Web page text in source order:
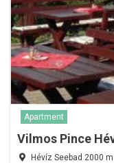
Apartment
Vilmos Pince
Hévíz Seebad 2000 m